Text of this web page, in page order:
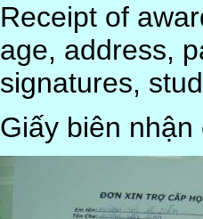
Receipt of
age, address,
signatures,
Giấy biên